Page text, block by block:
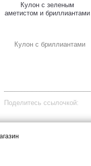
Кулон с зеленым
аметистом и бриллиантами
Кулон с бриллиантами
Поделитесь ссылочкой: